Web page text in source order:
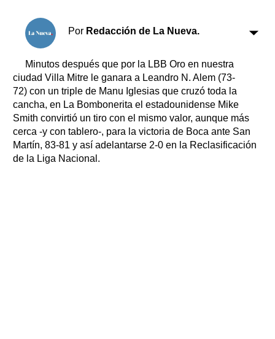
Horóscopo
Suplementos
Servicios
Farmacias
Transportes
Loterías
Datos Útiles
Fúnebres
Edictos
Por Redacción de La Nueva.
Minutos después que por la LBB Oro en nuestra
ciudad Villa Mitre le ganara a Leandro N. Alem (73-
72) con un triple de Manu Iglesias que cruzó toda la
cancha, en La Bombonerita el estadounidense Mike
Smith convirtió un tiro con el mismo valor, aunque más
cerca -y con tablero-, para la victoria de Boca ante San
Martín, 83-81 y así adelantarse 2-0 en la Reclasificación
de la Liga Nacional.